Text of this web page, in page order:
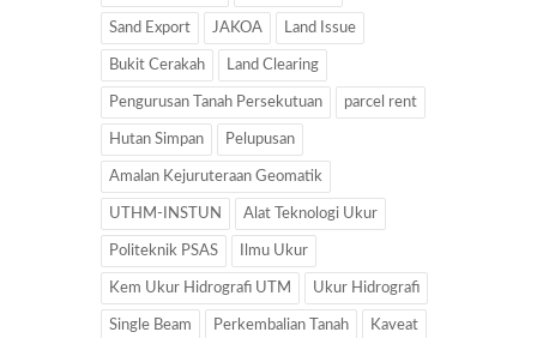
Sand Export JAKOA Land Issue
Bukit Cerakah Land Clearing
Pengurusan Tanah Persekutuan parcel rent
Hutan Simpan Pelupusan
Amalan Kejuruteraan Geomatik
UTHM-INSTUN Alat Teknologi Ukur
Politeknik PSAS Ilmu Ukur
Kem Ukur Hidrografi UTM Ukur Hidrografi
Single Beam Perkembalian Tanah Kaveat